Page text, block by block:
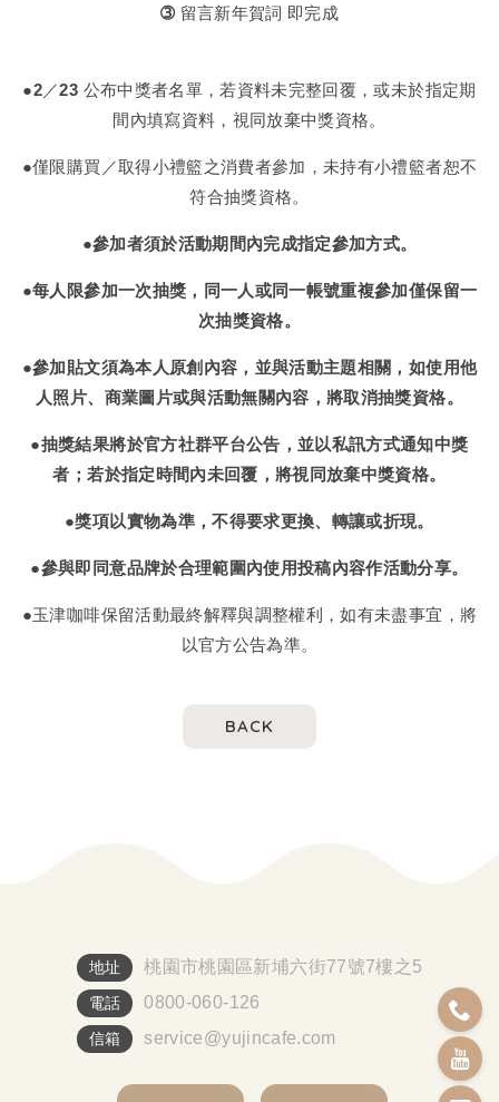
➂ 留言新年賀詞 即完成
●2／23 公布中獎者名單，若資料未完整回覆，或未於指定期
間內填寫資料，視同放棄中獎資格。
●僅限購買／取得小禮籃之消費者參加，未持有小禮籃者恕不
符合抽獎資格。
●參加者須於活動期間內完成指定參加方式。
●每人限參加一次抽獎，同一人或同一帳號重複參加僅保留一
次抽獎資格。
●參加貼文須為本人原創內容，並與活動主題相關，如使用他
人照片、商業圖片或與活動無關內容，將取消抽獎資格。
●抽獎結果將於官方社群平台公告，並以私訊方式通知中獎
者；若於指定時間內未回覆，將視同放棄中獎資格。
●獎項以實物為準，不得要求更換、轉讓或折現。
●參與即同意品牌於合理範圍內使用投稿內容作活動分享。
●玉津咖啡保留活動最終解釋與調整權利，如有未盡事宜，將
以官方公告為準。
BACK
地址 桃園市桃園區新埔六街77號7樓之5
電話 0800-060-126
信箱 service@yujincafe.com